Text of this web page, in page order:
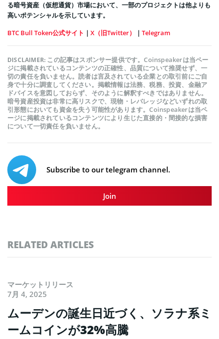
る暗号資産（仮想通貨）市場において、一部のプロジェクトは他よりも
高いポテンシャルを示しています。
BTC Bull Token公式サイト ｜ X（旧Twitter） ｜ Telegram
DISCLAIMER: この記事はスポンサー提供です。Coinspeakerは当ペー
ジに掲載されているコンテンツの正確性、品質について推奨せず、一
切の責任を負いません。読者は言及されている企業との取引前にご自
身で十分に調査してください。掲載情報は法務、税務、投資、金融ア
ドバイスを意図しておらず、そのように解釈すべきではありません。
暗号資産投資は非常に高リスクで、現物・レバレッジなどいずれの取
引形態においても資金を失う可能性があります。Coinspeakerは当ペ
ージに掲載されているコンテンツにより生じた直接的・間接的な損害
について一切責任を負いません。
Subscribe to our telegram channel.
Join
RELATED ARTICLES
マーケットリリース
7月 4, 2025
ムーデンの誕生日近づく、ソラナ系ミ
ームコインが32%高騰